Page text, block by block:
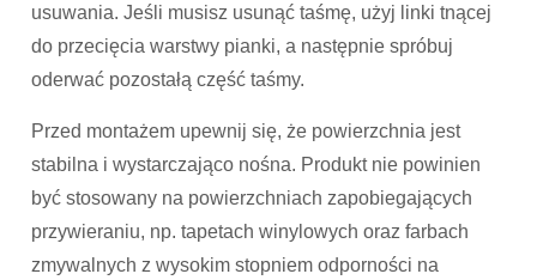
usuwania. Jeśli musisz usunąć taśmę, użyj linki tnącej
do przecięcia warstwy pianki, a następnie spróbuj
oderwać pozostałą część taśmy.
Przed montażem upewnij się, że powierzchnia jest
stabilna i wystarczająco nośna. Produkt nie powinien
być stosowany na powierzchniach zapobiegających
przywieraniu, np. tapetach winylowych oraz farbach
zmywalnych z wysokim stopniem odporności na